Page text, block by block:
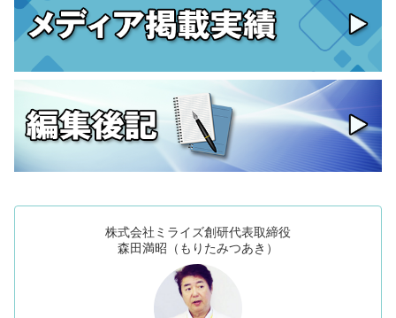
株式会社ミライズ創研代表取締役
森田満昭（もりたみつあき）